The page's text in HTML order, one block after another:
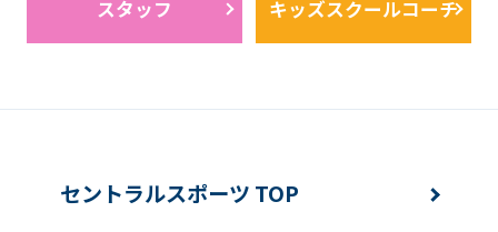
スタッフ キッズスクールコーチ
セントラルスポーツ TOP